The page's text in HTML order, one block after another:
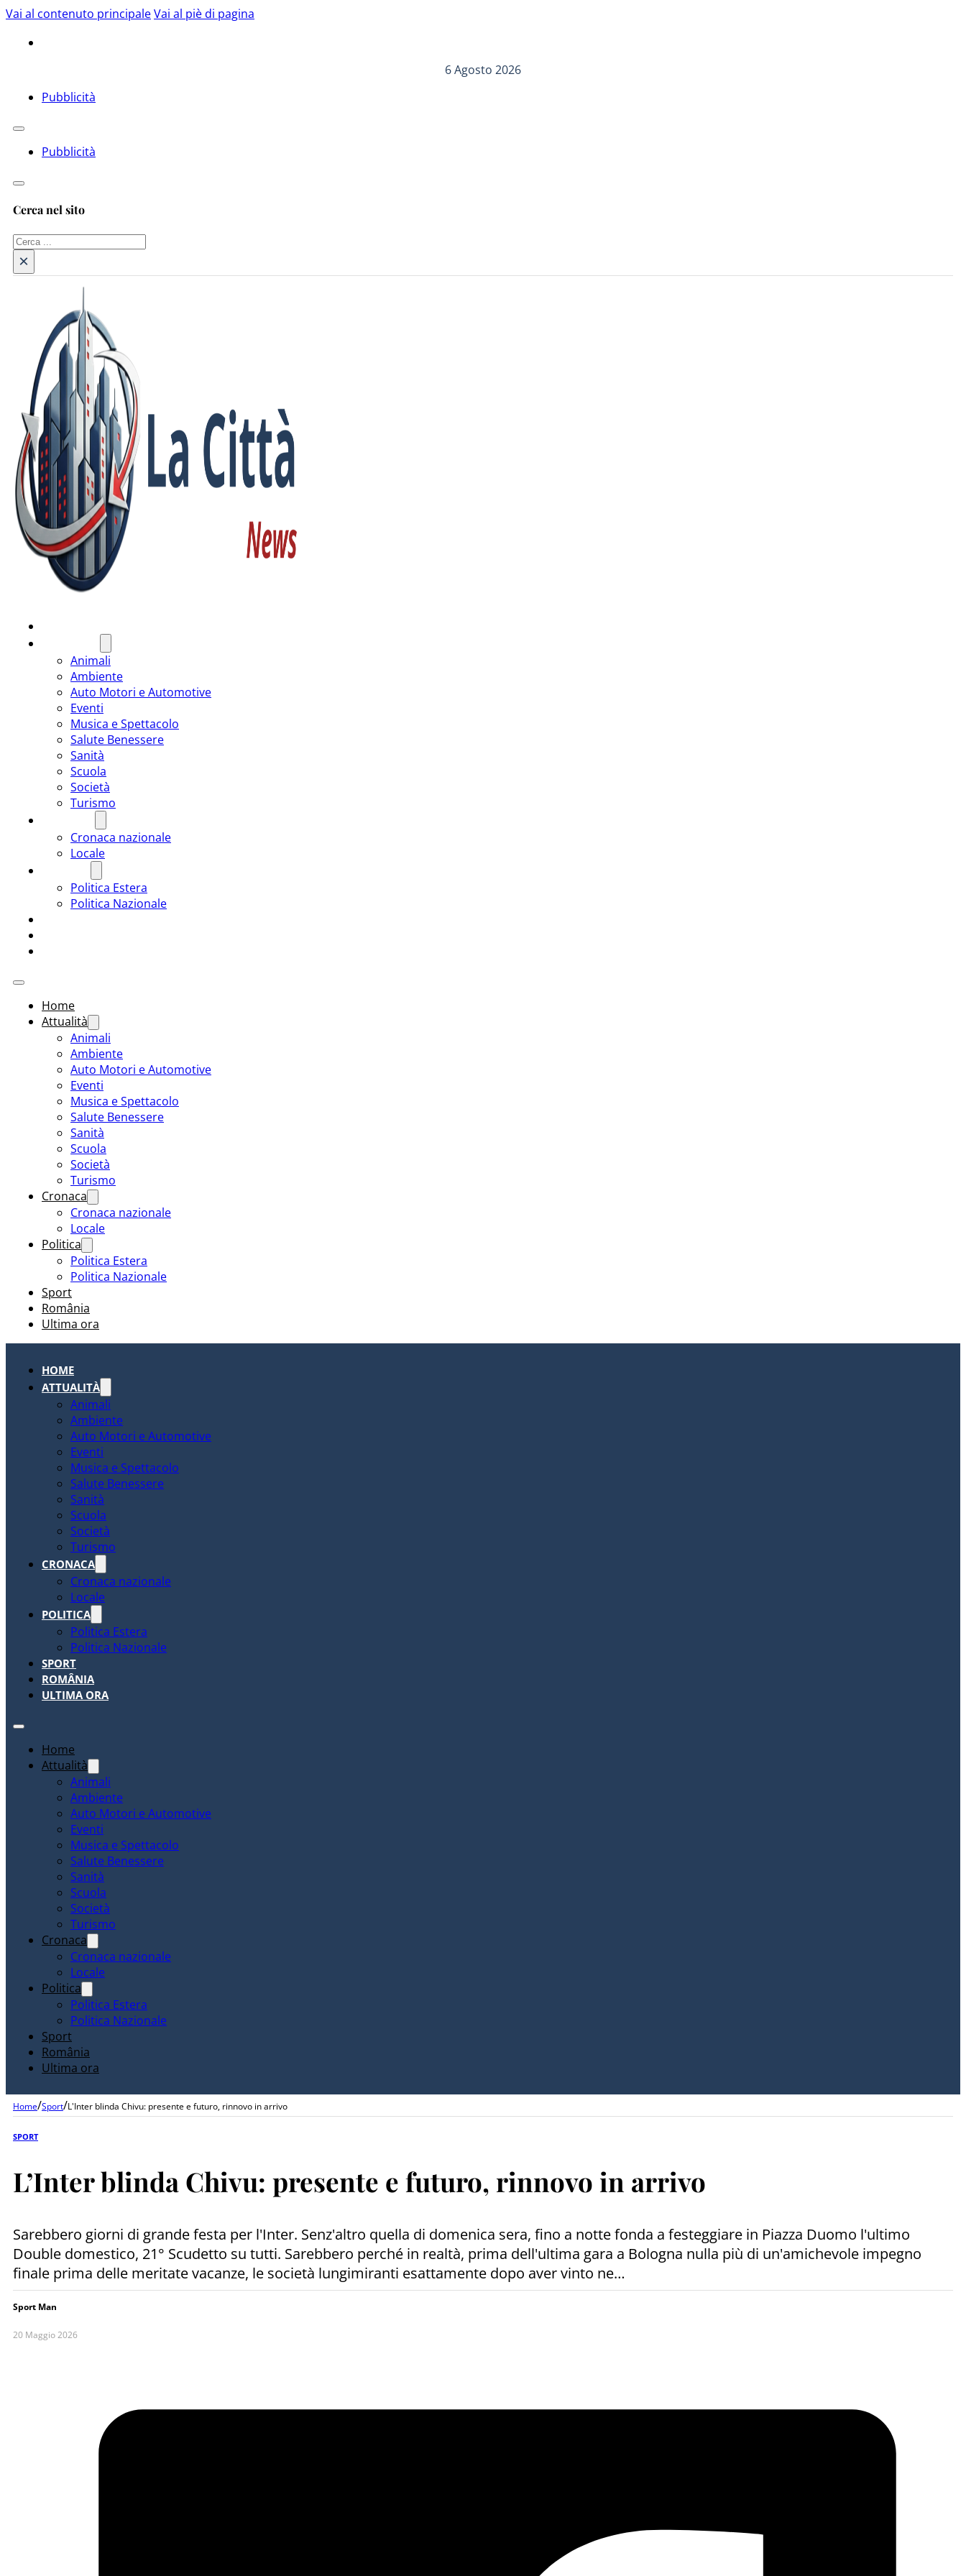
Vai al contenuto principaleVai al piè di pagina
6 Agosto 2026
Pubblicità
Pubblicità
Cerca nel sito
Cerca
×
Animali
Ambiente
Auto Motori e Automotive
Eventi
Musica e Spettacolo
Salute Benessere
Sanità
Scuola
Società
Turismo
Cronaca nazionale
Locale
Politica Estera
Politica Nazionale
Home
Attualità
Animali
Ambiente
Auto Motori e Automotive
Eventi
Musica e Spettacolo
Salute Benessere
Sanità
Scuola
Società
Turismo
Cronaca
Cronaca nazionale
Locale
Politica
Politica Estera
Politica Nazionale
Sport
România
Ultima ora
HOME
ATTUALITÀ
Animali
Ambiente
Auto Motori e Automotive
Eventi
Musica e Spettacolo
Salute Benessere
Sanità
Scuola
Società
Turismo
CRONACA
Cronaca nazionale
Locale
POLITICA
Politica Estera
Politica Nazionale
SPORT
ROMÂNIA
ULTIMA ORA
Home
Attualità
Animali
Ambiente
Auto Motori e Automotive
Eventi
Musica e Spettacolo
Salute Benessere
Sanità
Scuola
Società
Turismo
Cronaca
Cronaca nazionale
Locale
Politica
Politica Estera
Politica Nazionale
Sport
România
Ultima ora
Home/Sport/L'Inter blinda Chivu: presente e futuro, rinnovo in arrivo
SPORT
L’Inter blinda Chivu: presente e futuro, rinnovo in arrivo
Sarebbero giorni di grande festa per l'Inter. Senz'altro quella di domenica sera, fino a notte fonda a festeggiare in Piazza Duomo l'ultimo
Double domestico, 21° Scudetto su tutti. Sarebbero perché in realtà, prima dell'ultima gara a Bologna nulla più di un'amichevole impegno
finale prima delle meritate vacanze, le società lungimiranti esattamente dopo aver vinto ne…
Sport Man
20 Maggio 2026